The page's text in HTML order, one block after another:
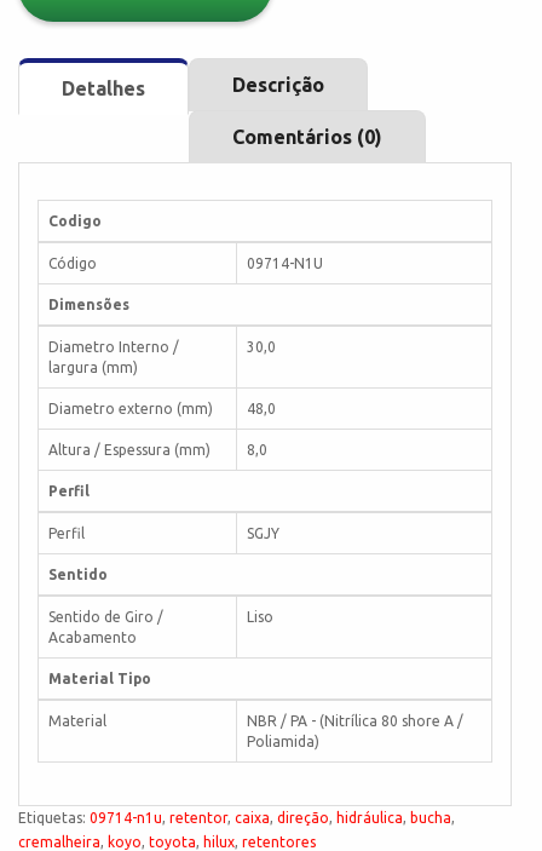
Detalhes Descrição
Comentários (0)
Codigo
Código 09714-N1U
Dimensões
Diametro Interno /
largura (mm)
30,0
Diametro externo (mm) 48,0
Altura / Espessura (mm) 8,0
Perfil
Perfil SGJY
Sentido
Sentido de Giro /
Acabamento
Liso
Material Tipo
Material
NBR / PA - (Nitrílica 80 shore A /
Poliamida)
Etiquetas: 09714-n1u, retentor, caixa, direção, hidráulica, bucha,
cremalheira, koyo, toyota, hilux, retentores